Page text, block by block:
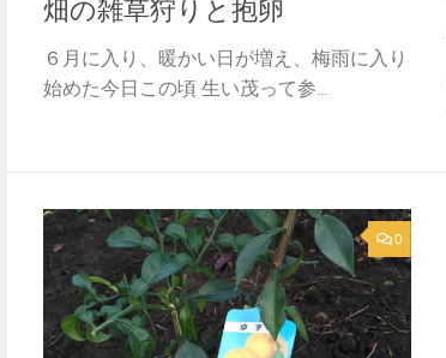
畑の雑草狩りと抱卵
６月に入り、暖かい日が増え、梅雨に入り
始めた今日この頃 生い茂って参...
0